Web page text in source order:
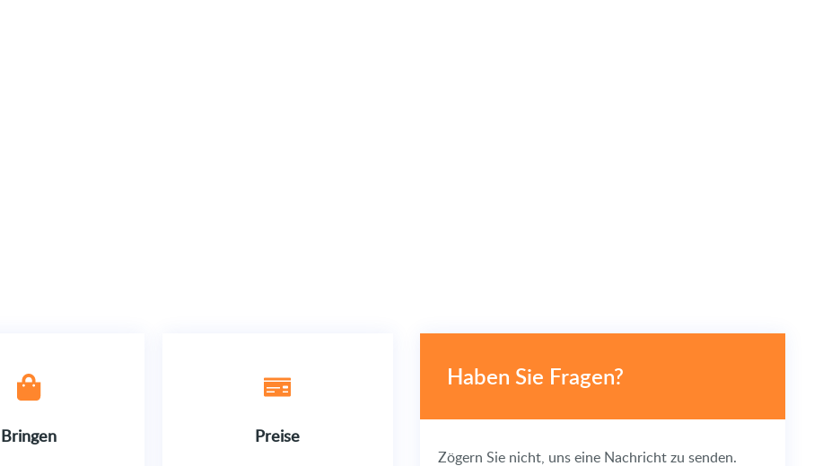
Bringen
Preise
Haben Sie Fragen?
Zögern Sie nicht, uns eine Nachricht zu senden.